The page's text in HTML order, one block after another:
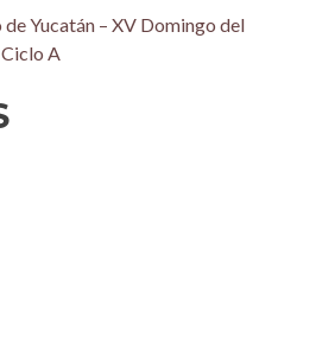
Yucatán – XV Domingo del
A